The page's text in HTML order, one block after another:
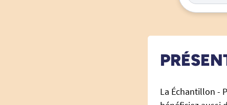
La Échantillon -